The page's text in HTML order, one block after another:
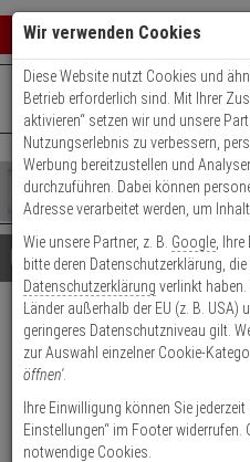
Warenkorb
0
Ihr
Shop
durchsuchen
Bitte
geben
Sie
mindestens
Zeichen
ein,
um
Suche
Es
wurde
noch
Kategorien
Suche
gestartet
+49 (0)821 899 493-0Mo. - Do.:
Details Beratung
ABUS
Twins
Produktmerkmale
Wir verwenden Cookies
Diese Website nutzt Cookies und
Betrieb erforderlich sind. Mit Ihrer
aktivieren“ setzen wir und unsere
Nutzungserlebnis zu verbessern,
Werbung bereitzustellen und
durchzuführen. Dabei können
Adresse verarbeitet werden, um
Wie unsere Partner, z. B. Google ,
bitte deren Datenschutzerklärung,
Datenschutzerklärung verlinkt
Länder außerhalb der EU (z. B.
geringeres Datenschutzniveau gilt.
zur Auswahl einzelner Cookie-
öffnen'.
Ihre Einwilligung können Sie
Einstellungen“ im Footer
notwendige Cookies.